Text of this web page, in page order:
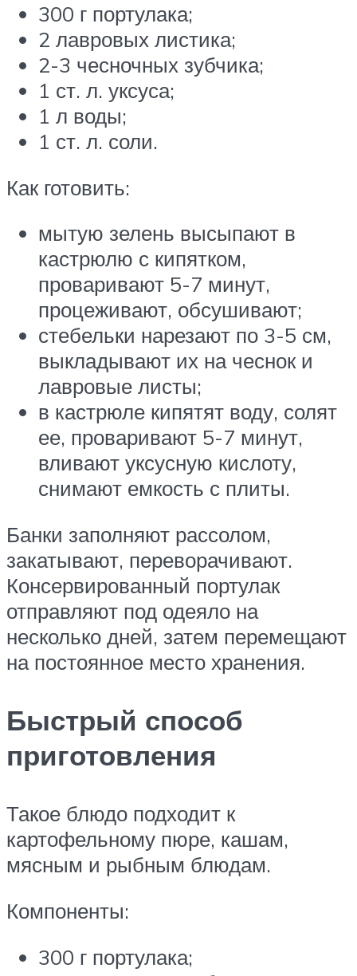
300 г портулака;
2 лавровых листика;
2-3 чесночных зубчика;
1 ст. л. уксуса;
1 л воды;
1 ст. л. соли.
Как готовить:
мытую зелень высыпают в
кастрюлю с кипятком,
проваривают 5-7 минут,
процеживают, обсушивают;
стебельки нарезают по 3-5 см,
выкладывают их на чеснок и
лавровые листы;
в кастрюле кипятят воду, солят
ее, проваривают 5-7 минут,
вливают уксусную кислоту,
снимают емкость с плиты.
Банки заполняют рассолом,
закатывают, переворачивают.
Консервированный портулак
отправляют под одеяло на
несколько дней, затем перемещают
на постоянное место хранения.
Быстрый способ
приготовления
Такое блюдо подходит к
картофельному пюре, кашам,
мясным и рыбным блюдам.
Компоненты:
300 г портулака;